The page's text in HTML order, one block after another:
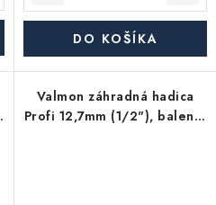
DO KOŠÍKA
Valmon záhradná hadica
Profi 12,7mm (1/2"), balenie